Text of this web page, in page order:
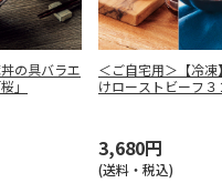
の具バラエ
」
＜ご自宅用＞【冷凍
けローストビーフ３
3,680円
(送料・税込)